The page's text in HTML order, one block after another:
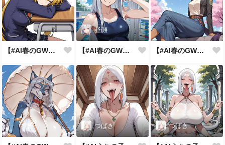
【#AI春のGWまつり】春眠暁をなんちゃら
昼顔
【#AI春のGWまつり】コスプレはシンプルに 【#AI春のGWまつり】お花見の季節
つばき つばき